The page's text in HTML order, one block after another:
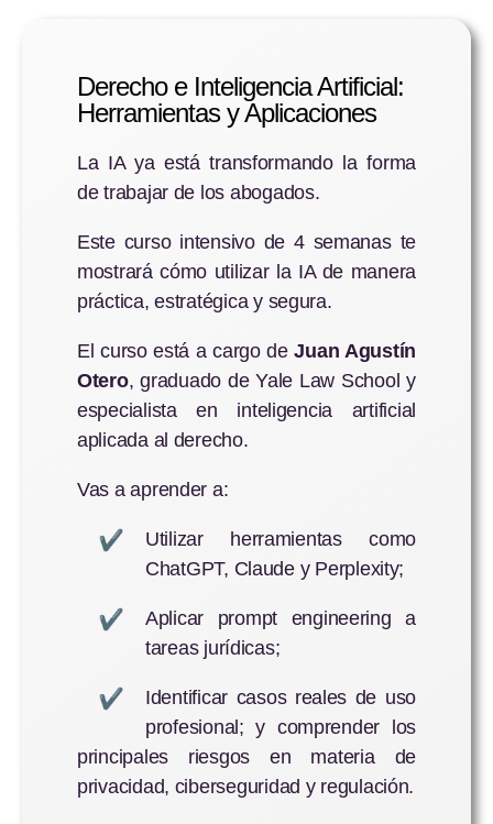
Derecho e Inteligencia Artificial:
Herramientas y Aplicaciones
La IA ya está transformando la forma
de trabajar de los abogados.
Este curso intensivo de 4 semanas te
mostrará cómo utilizar la IA de manera
práctica, estratégica y segura.
El curso está a cargo deJuan Agustín
Otero, graduado de Yale Law School y
especialista en inteligencia artificial
aplicada al derecho.
Vas a aprender a:
Utilizar herramientas como
ChatGPT, Claude y Perplexity;
Aplicar prompt engineering a
tareas jurídicas;
Identificar casos reales de uso
profesional; y comprender los
principales riesgos en materia de
privacidad, ciberseguridad y regulación.